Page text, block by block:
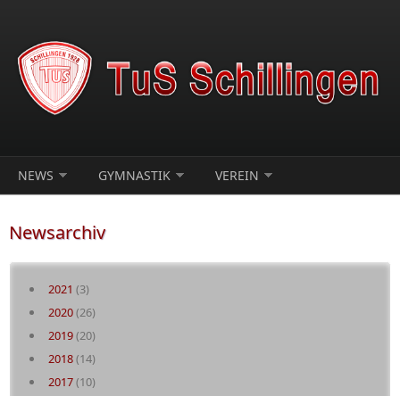
NEWS GYMNASTIK VEREIN
Newsarchiv
2021 (3)
2020(26)
2019(20)
2018(14)
2017(10)